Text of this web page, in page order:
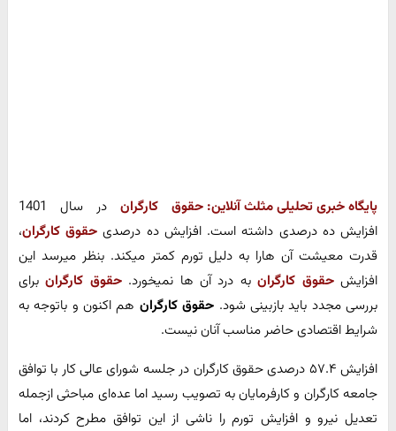
پایگاه خبری تحلیلی مثلث آنلاین: حقوق کارگران
در سال 1401
افزایش ده درصدی داشته است. افزایش ده درصدی حقوق کارگران،
قدرت معیشت آن هارا به دلیل تورم کمتر میکند. بنظر میرسد این
افزایشحقوق کارگرانبه درد آن ها نمیخورد.حقوق کارگرانبرای
بررسی مجدد باید بازبینی شود. حقوق کارگران هم اکنون و باتوجه به
شرایط اقتصادی حاضر مناسب آنان نیست.
افزایش ۵۷.۴ درصدی حقوق کارگران در جلسه شورای عالی کار با توافق
جامعه کارگران و کارفرمایان به تصویب رسید اما عده‌ای مباحثی ازجمله
تعدیل نیرو و افزایش تورم را ناشی از این توافق مطرح کردند، اما